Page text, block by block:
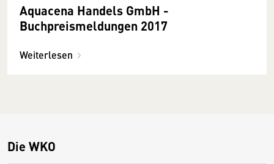
Aquacena Handels GmbH -
Buchpreismeldungen 2017
Weiterlesen
Die WKO